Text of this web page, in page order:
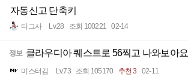
자동신고 단축키
티그사 Lv.28 조회 100221 02-14
정보 클라우디아 퀘스트로 56찍고 나와보아요
미스터김 Lv.73 조회 105170 추천 3 02-11